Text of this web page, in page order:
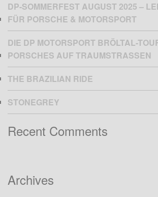
DP-SOMMERFEST AUGUST 2025 –
FÜR PORSCHE & MOTORSPORT
DIE DP MOTORSPORT BRÖLTAL-
PORSCHES AUF TRAUMSTRASSEN
THE BRAZILIAN RIDE
STONEGREY
Recent Comments
Archives